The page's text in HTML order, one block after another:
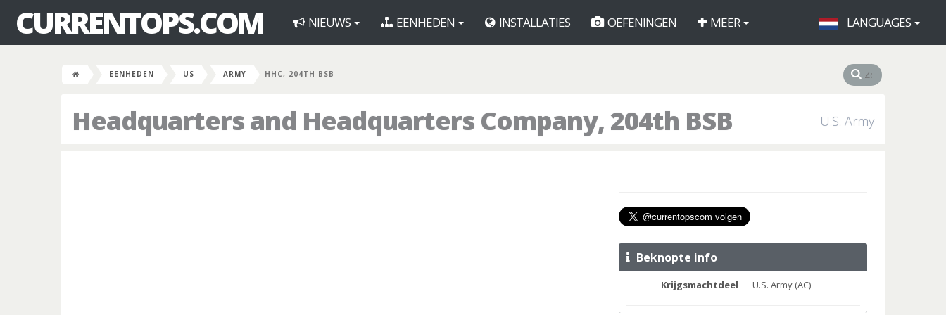
CURRENTOPS.COM NIEUWS EENHEDEN INSTALLATIES OEFENINGEN MEER LANGUAGES
EENHEDEN US ARMY HHC, 204TH BSB
Headquarters and Headquarters Company, 204th BSB U.S. Army
Beknopte info
Krijgsmachtdeel U.S. Army (AC)